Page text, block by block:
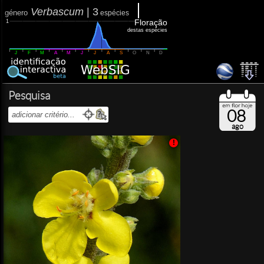
género Verbascum 3 espécies
1
J F M A M J J A S O N D
Floração
destas espécies
Pesquisa
08
ago
!